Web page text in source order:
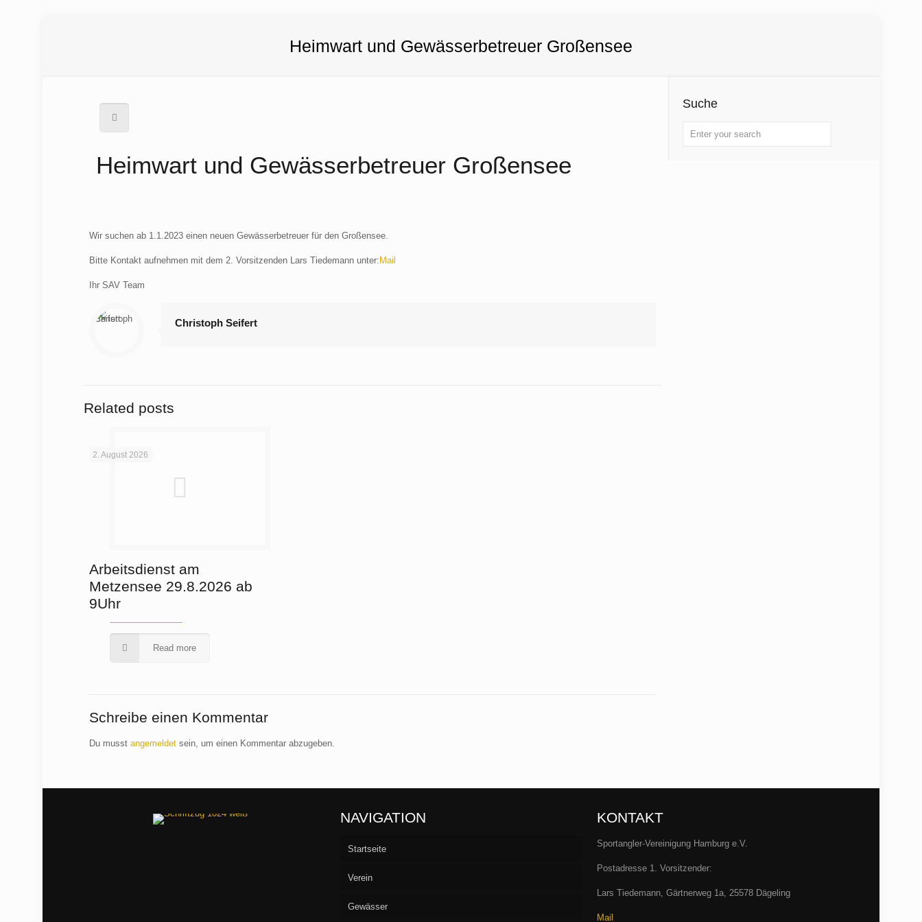
Heimwart und Gewässerbetreuer Großensee
Heimwart und Gewässerbetreuer Großensee
Wir suchen ab 1.1.2023 einen neuen Gewässerbetreuer für den Großensee.
Bitte Kontakt aufnehmen mit dem 2. Vorsitzenden Lars Tiedemann unter: Mail
Ihr SAV Team
Christoph Seifert
Related posts
2. August 2026
Arbeitsdienst am
Metzensee 29.8.2026 ab
9Uhr
Read more
Schreibe einen Kommentar
Du musstangemeldet sein, um einen Kommentar abzugeben.
Suche
NAVIGATION
Startseite
Verein
Vorstand
Gewässer
KONTAKT
Sportangler-Vereinigung Hamburg e.V.
Postadresse 1. Vorsitzender:
Lars Tiedemann, Gärtnerweg 1a, 25578 Dägeling
Mail